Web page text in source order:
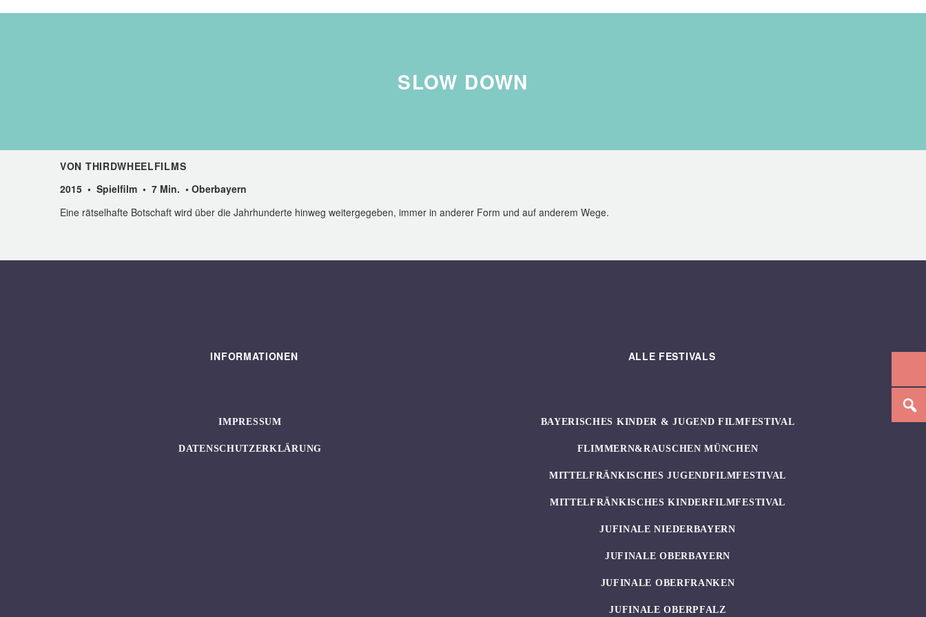
SLOW DOWN
VON THIRDWHEELFILMS
2015 • Spielfilm • 7 Min. • Oberbayern
Eine rätselhafte Botschaft wird über die Jahrhunderte hinweg weitergegeben, immer in anderer Form und auf anderem Wege.
INFORMATIONEN
IMPRESSUM
DATENSCHUTZERKLÄRUNG
ALLE FESTIVALS
BAYERISCHES KINDER & JUGEND FILMFESTIVAL
FLIMMERN&RAUSCHEN MÜNCHEN
MITTELFRÄNKISCHES JUGENDFILMFESTIVAL
MITTELFRÄNKISCHES KINDERFILMFESTIVAL
JUFINALE NIEDERBAYERN
JUFINALE OBERBAYERN
JUFINALE OBERFRANKEN
JUFINALE OBERPFALZ